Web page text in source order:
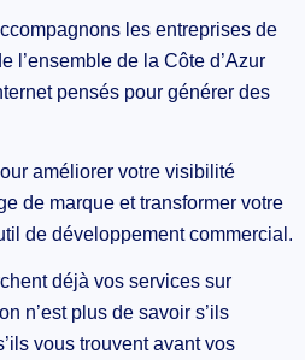
les entreprises de
l’ensemble de la Côte d’Azur
pensés pour générer des
améliorer votre visibilité
de marque et transformer votre
de développement commercial.
déjà vos services sur
n’est plus de savoir s’ils
vous trouvent avant vos